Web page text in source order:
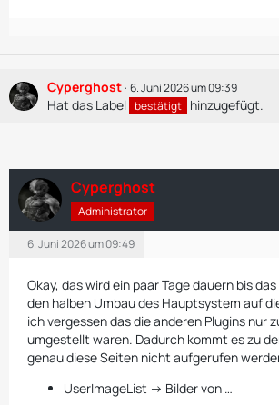
    */easymedia/index.php:11
Cyperghost 6. Juni 2026 um 09:39
Hat das Label bestätigt hinzugefügt.
Cyperghost
Administrator
6. Juni 2026 um 09:49
Okay, das wird ein paar Tage dauern bis
den halben Umbau des Hauptsystem auf
ich vergessen das die anderen Plugins nur
umgestellt waren. Dadurch kommt es zu
genau diese Seiten nicht aufgerufen
UserImageList -> Bilder von …